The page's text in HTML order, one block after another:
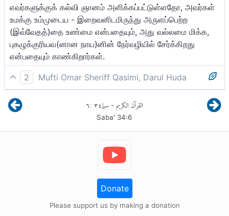
எவர்களுக்குக் கல்வி ஞானம் அளிக்கப்பட்டுள்ளதோ, அவர்கள்
உமக்கு உம்முடைய - இறைவனிடமிருந்து அருளப்பெற்ற
(இவ்வேதத்)தை உண்மை என்பதையும், அது வல்லமை மிக்க,
புகழுக்குரியவ(னான நாய)னின் நேர்வழியில் சேர்க்கிறது
என்பதையும் காண்கிறார்கள்.
2
Mufti Omar Sheriff Qasimi, Darul Huda
கல்வி கொடுக்கப்பட்டவர்கள் உமது இறைவனிடமிருந்து உமக்கு
இறக்கப்பட்டதை அதுதான் சத்தியம் என்றும் மிகைத்தவன்,
மகா புகழுக்குரியவனின் பாதைக்கு நேர்வழி காட்டுகிறது
என்றும் அறிவார்கள்.
القرآن الكريم - سبإ٣٤:٦
Saba' 34:6
Donate
Please support us by making a donation